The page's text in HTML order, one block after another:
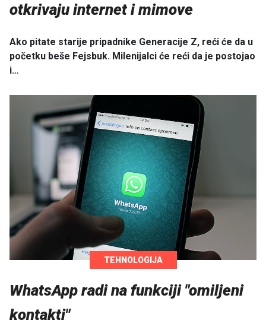
otkrivaju internet i mimove
Ako pitate starije pripadnike Generacije Z, reći će da u
početku beše Fejsbuk. Milenijalci će reći da je postojao
i…
TEHNOLOGIJA
WhatsApp radi na funkciji "omiljeni
kontakti"